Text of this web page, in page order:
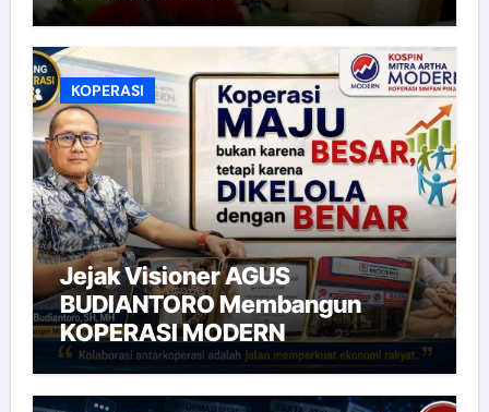
KOPERASI
Jejak Visioner AGUS
BUDIANTORO Membangun
KOPERASI MODERN